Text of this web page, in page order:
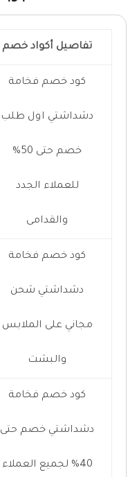
تفاصيل أكواد خصم
كود خصم فخامة
دشداشتي اول طلب
خصم حتى 50%
للعملاء الجدد
والقدامى
كود خصم فخامة
دشداشتي شحن
مجاني على الملابس
والبشت
كود خصم فخامة
دشداشتي خصم حتى
40% لجميع العملاء